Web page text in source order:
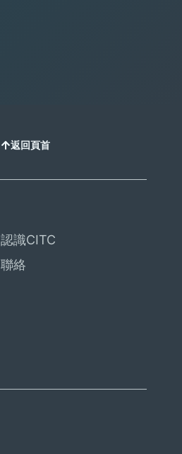
返回頁首
認識CITC
聯絡